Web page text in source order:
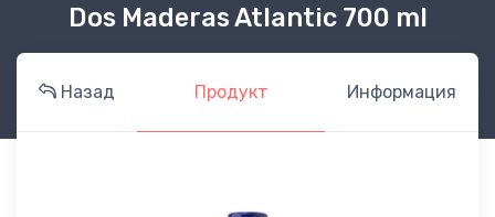
Dos Maderas Atlantic 700 ml
Назад Продукт Информация